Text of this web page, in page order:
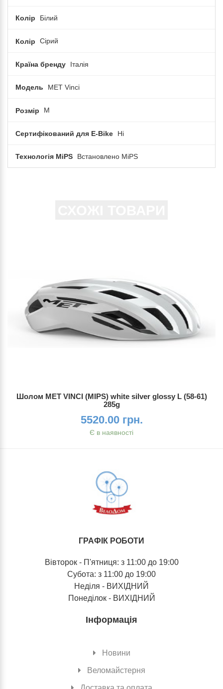
Колір Білий
Колір Сірий
Країна бренду Італія
Модель MET Vinci
Розмір M
Сертифікований для E-Bike Ні
Технологія MiPS Встановлено MiPS
Шолом MET VINCI (MIPS) white silver glossy L (58-61)
285g
5520.00 грн.
Є в наявності
ГРАФІК РОБОТИ
Вівторок - П'ятниця: з 11:00 до 19:00
Субота: з 11:00 до 19:00
Неділя - ВИХІДНИЙ
Понеділок - ВИХІДНИЙ
Інформація
Новини
Веломайстерня